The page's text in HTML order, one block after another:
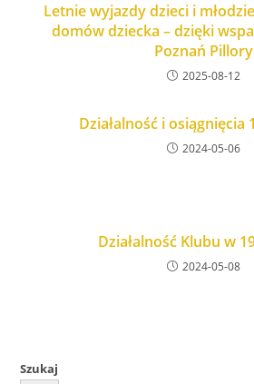
Letnie wyjazdy dzieci i
domów dziecka – dzięki
Poznań Pillory
2025-08-12
Działalność i osiągnięcia
2024-05-06
Działalność Klubu w
2024-05-08
Szukaj